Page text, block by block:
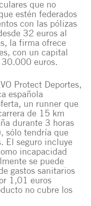
que no
estén federados
con las pólizas
32 euros al
la firma ofrece
con un capital
30.000 euros.
Protect Deportes,
española
un runner que
de 15 km
durante 3 horas
sólo tendría que
El seguro incluye
incapacidad
se puede
gastos sanitarios
1,01 euros
no cubre los